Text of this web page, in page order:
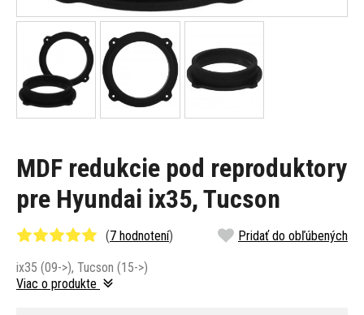
MDF redukcie pod reproduktory
pre Hyundai ix35, Tucson
(7 hodnotení) Pridať do obľúbených
ix35 (09->), Tucson (15->)
Viac o produkte